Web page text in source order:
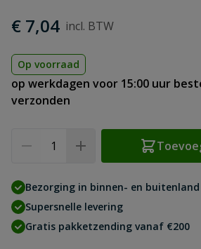
€ 7,04
Op voorraad
op werkdagen voor 15:00 uur
verzonden
Bezorging in binnen- en buitenland
Supersnelle levering
Gratis pakketzending vanaf €200